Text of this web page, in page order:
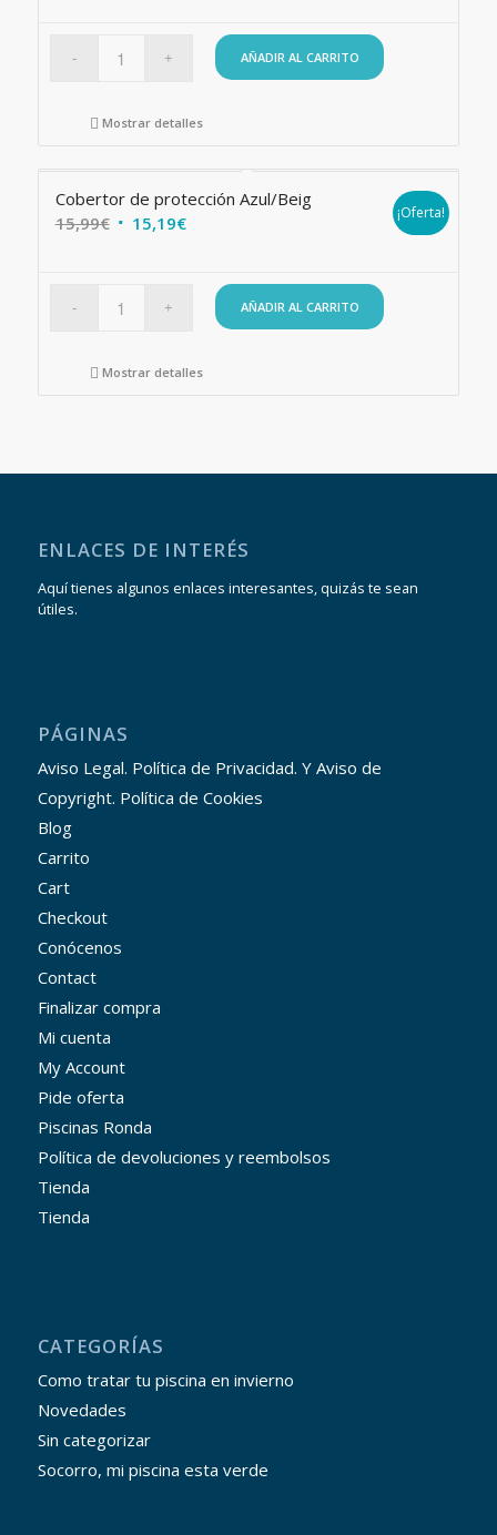
AÑADIR AL CARRITO
Mostrar detalles
Cobertor de protección Azul/Beig
15,99€ El
era:
15,19€El
15,19€.
¡Oferta!
AÑADIR AL CARRITO
Mostrar detalles
ENLACES DE INTERÉS
Aquí tienes algunos enlaces interesantes, quizás te sean
útiles.
PÁGINAS
Aviso Legal. Política de Privacidad. Y Aviso de
Copyright. Política de Cookies
Blog
Carrito
Cart
Checkout
Conócenos
Contact
Finalizar compra
Mi cuenta
My Account
Pide oferta
Piscinas Ronda
Política de devoluciones y reembolsos
Tienda
Tienda
CATEGORÍAS
Como tratar tu piscina en invierno
Novedades
Sin categorizar
Socorro, mi piscina esta verde